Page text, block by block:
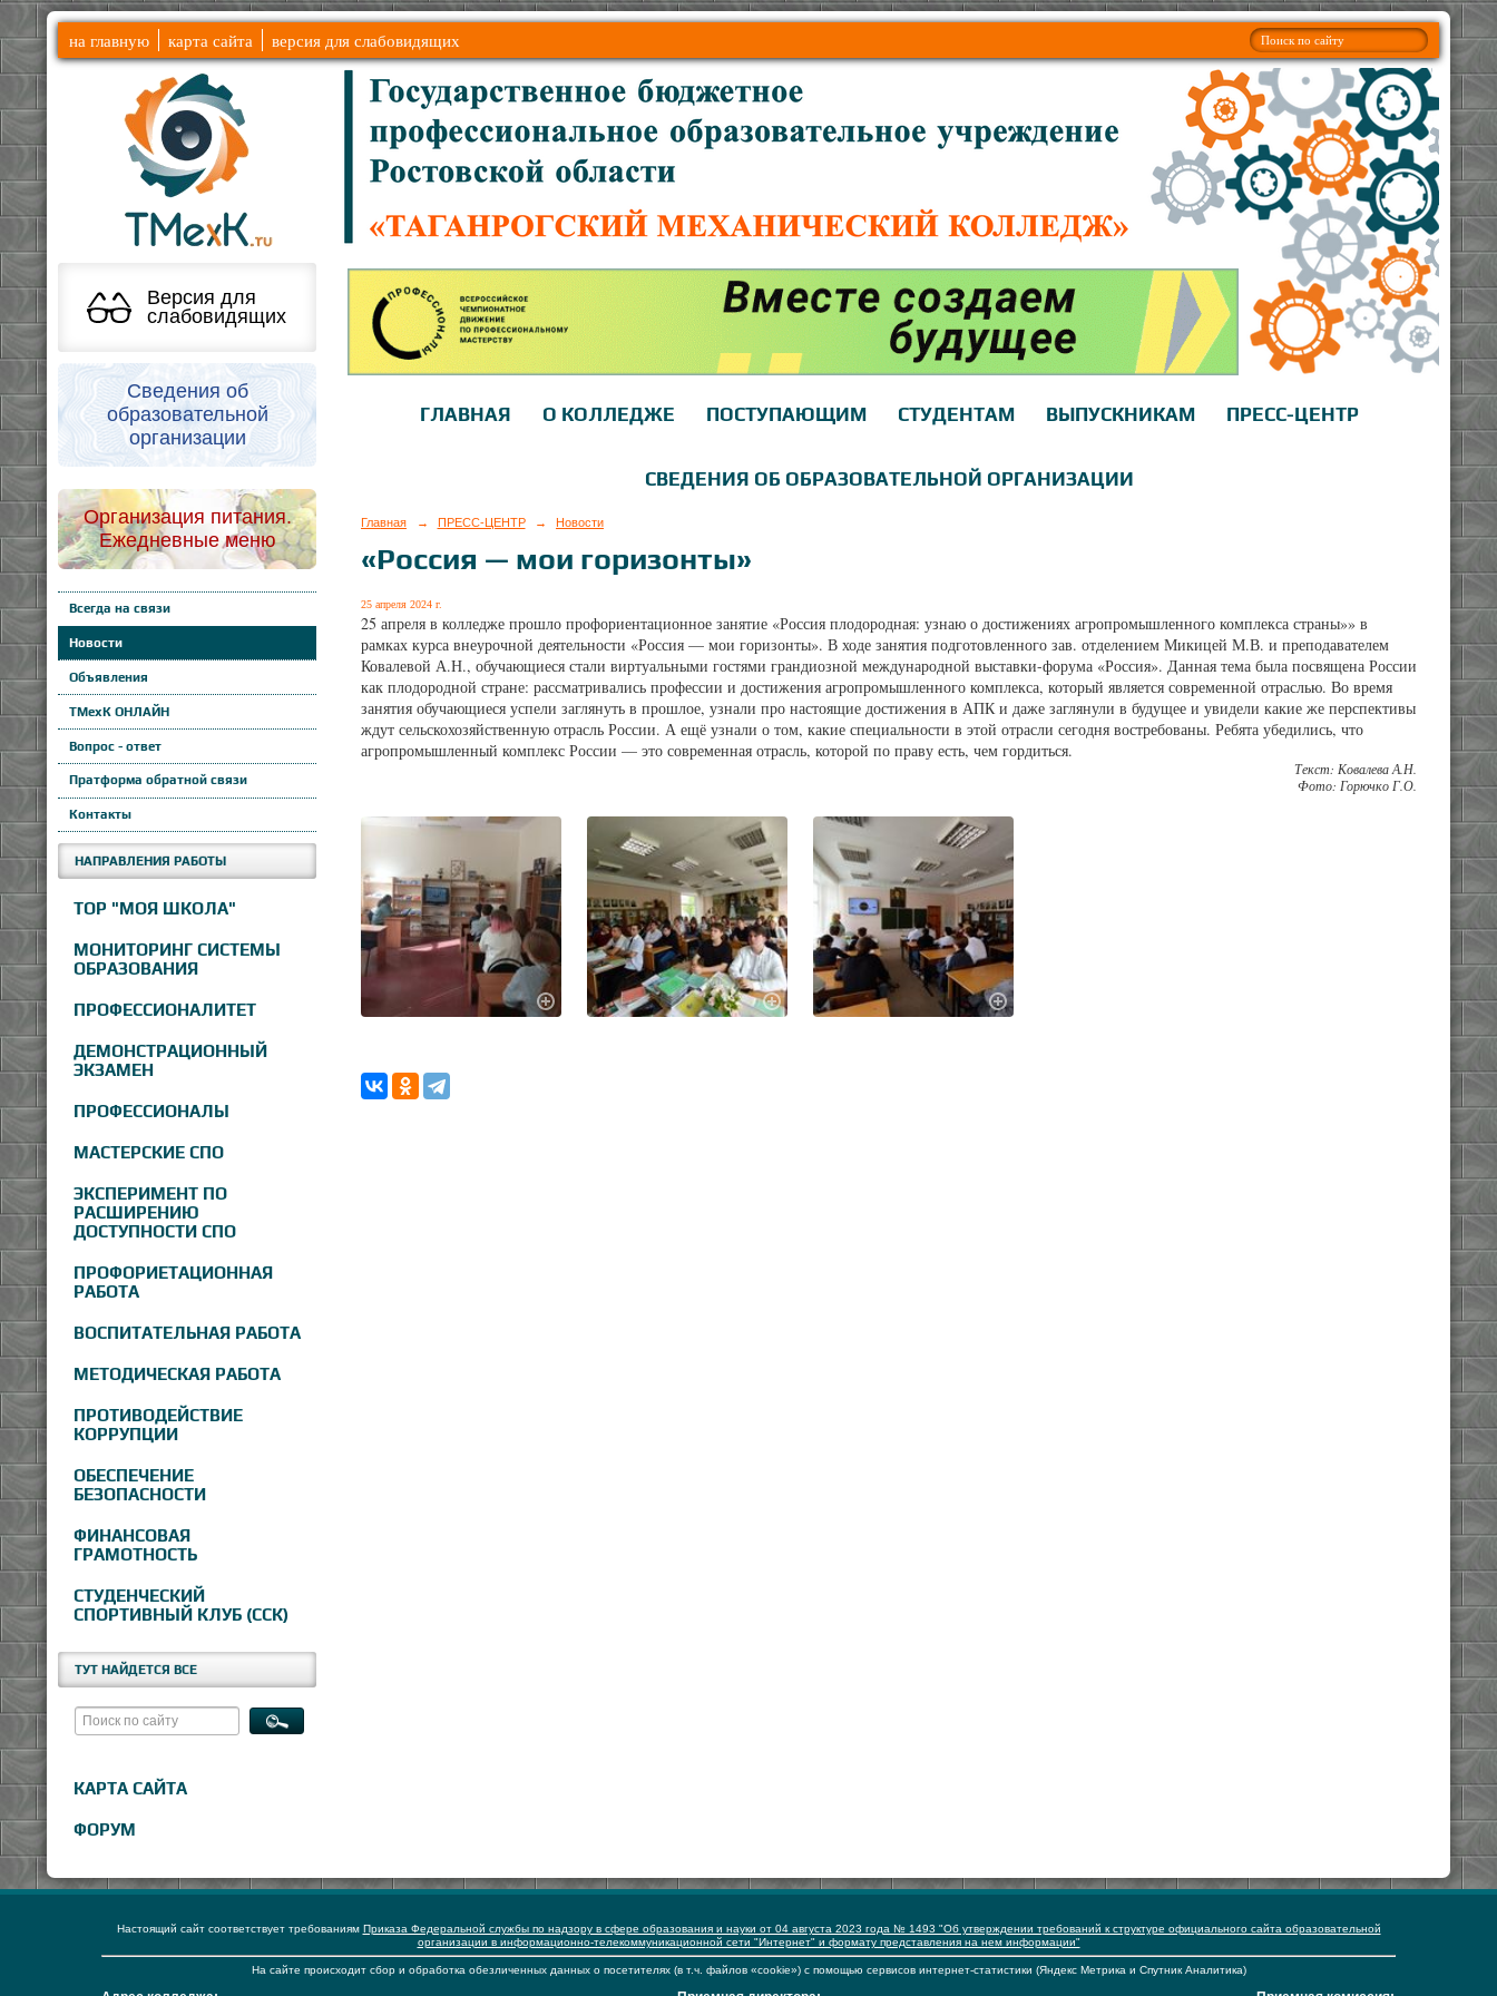
на главную карта сайта версия для слабовидящих
Версия для
слабовидящих
Сведения об
образовательной
организации
Организация питания.
Ежедневные меню
Всегда на связи
Новости
Объявления
ТМехК ОНЛАЙН
Вопрос - ответ
Пратформа обратной связи
Контакты
НАПРАВЛЕНИЯ РАБОТЫ
ТОР "МОЯ ШКОЛА"
МОНИТОРИНГ СИСТЕМЫ
ОБРАЗОВАНИЯ
ПРОФЕССИОНАЛИТЕТ
ДЕМОНСТРАЦИОННЫЙ
ЭКЗАМЕН
ПРОФЕССИОНАЛЫ
МАСТЕРСКИЕ СПО
ЭКСПЕРИМЕНТ ПО
РАСШИРЕНИЮ
ДОСТУПНОСТИ СПО
ПРОФОРИЕТАЦИОННАЯ
РАБОТА
ВОСПИТАТЕЛЬНАЯ РАБОТА
МЕТОДИЧЕСКАЯ РАБОТА
ПРОТИВОДЕЙСТВИЕ
КОРРУПЦИИ
ОБЕСПЕЧЕНИЕ
БЕЗОПАСНОСТИ
ФИНАНСОВАЯ
ГРАМОТНОСТЬ
СТУДЕНЧЕСКИЙ
СПОРТИВНЫЙ КЛУБ (ССК)
ТУТ НАЙДЕТСЯ ВСЕ
КАРТА САЙТА
ФОРУМ
ГЛАВНАЯ О КОЛЛЕДЖЕ ПОСТУПАЮЩИМ СТУДЕНТАМ ВЫПУСКНИКАМ ПРЕСС-ЦЕНТР
СВЕДЕНИЯ ОБ ОБРАЗОВАТЕЛЬНОЙ ОРГАНИЗАЦИИ
Главная → ПРЕСС-ЦЕНТР → Новости
«Россия — мои горизонты»
25 апреля 2024 г.
25 апреля в колледже прошло профориентационное занятие «Россия плодородная: узнаю о достижениях агропромышленного комплекса страны»» в
рамках курса внеурочной деятельности «Россия — мои горизонты». В ходе занятия подготовленного зав. отделением Микицей М.В. и преподавателем
Ковалевой А.Н., обучающиеся стали виртуальными гостями грандиозной международной выставки-форума «Россия». Данная тема была посвящена России
как плодородной стране: рассматривались профессии и достижения агропромышленного комплекса, который является современной отраслью. Во время
занятия обучающиеся успели заглянуть в прошлое, узнали про настоящие достижения в АПК и даже заглянули в будущее и увидели какие же перспективы
ждут сельскохозяйственную отрасль России. А ещё узнали о том, какие специальности в этой отрасли сегодня востребованы. Ребята убедились, что
агропромышленный комплекс России — это современная отрасль, которой по праву есть, чем гордиться.
Текст: Ковалева А.Н.
Фото: Горючко Г.О.
Настоящий сайт соответствует требованиям Приказа Федеральной службы по надзору в сфере образования и науки от 04 августа 2023 года № 1493 "Об утверждении требований к структуре официального сайта образовательной
организации в информационно-телекоммуникационной сети "Интернет" и формату представления на нем информации"
На сайте происходит сбор и обработка обезличенных данных о посетителях (в т.ч. файлов «cookie») с помощью сервисов интернет-статистики (Яндекс Метрика и Спутник Аналитика)